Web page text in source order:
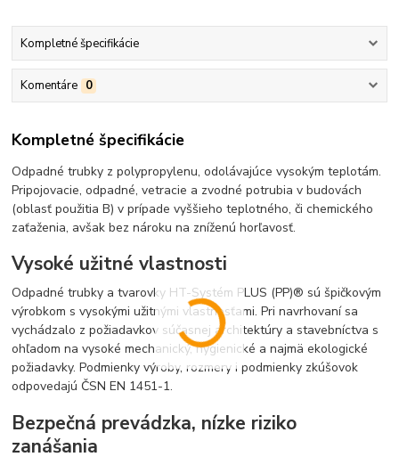
Kompletné špecifikácie
Komentáre 0
Kompletné špecifikácie
Odpadné trubky z polypropylenu, odolávajúce vysokým teplotám.
Pripojovacie, odpadné, vetracie a zvodné potrubia v budovách
(oblasť použitia B) v prípade vyššieho teplotného, či chemického
zaťaženia, avšak bez nároku na zníženú horľavosť.
Vysoké užitné vlastnosti
Odpadné trubky a tvarovky HT-Systém PLUS (PP)® sú špičkovým
výrobkom s vysokými užitnými vlastnosťami. Pri navrhovaní sa
vychádzalo z požiadavkov súčasnej architektúry a stavebníctva s
ohľadom na vysoké mechanický, hygienické a najmä ekologické
požiadavky. Podmienky výroby, rozmery i podmienky zkúšovok
odpovedajú ČSN EN 1451-1.
Bezpečná prevádzka, nízke riziko
zanášania